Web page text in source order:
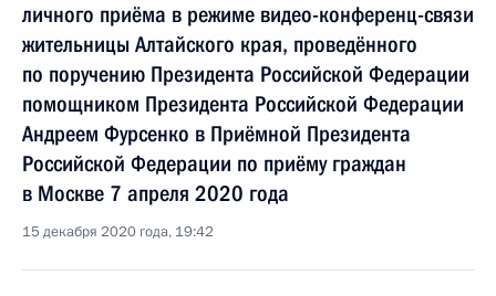
личного приёма в режиме видео-конференц-связи
жительницы Алтайского края, проведённого
по поручению Президента Российской Федерации
помощником Президента Российской Федерации
Андреем Фурсенко в Приёмной Президента
Российской Федерации по приёму граждан
в Москве 7 апреля 2020 года
15 декабря 2020 года, 19:42